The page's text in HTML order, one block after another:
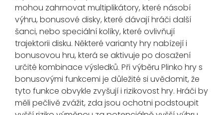
mohou zahrnovat multiplikátory, které násobí
výhru, bonusové disky, které dávají hráči další
šanci, nebo speciální kolíky, které ovlivňují
trajektorii disku. Některé varianty hry nabízejí i
bonusovou hru, která se aktivuje po dosažení
určité kombinace výsledků. Při výběru Plinko hry s
bonusovými funkcemi je důležité si uvědomit, že
tyto funkce obvykle zvyšují i rizikovost hry. Hráči by
měli pečlivě zvážit, zda jsou ochotni podstoupit